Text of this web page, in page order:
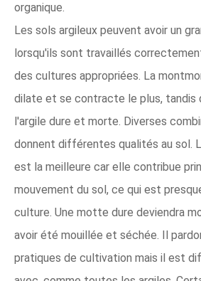
organique.
Les sols argileux peuvent avoir un
lorsqu'ils sont travaillés
des cultures appropriées. La
dilate et se contracte le plus, tandis
l'argile dure et morte. Diverses
donnent différentes qualités au sol.
est la meilleure car elle contribue
mouvement du sol, ce qui est
culture. Une motte dure deviendra
avoir été mouillée et séchée. Il
pratiques de cultivation mais il est